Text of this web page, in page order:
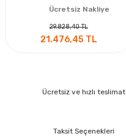
Ücretsiz Nakliye
29.828,40 TL
21.476,45 TL
Ücretsiz ve hızlı teslimat
Taksit Seçenekleri